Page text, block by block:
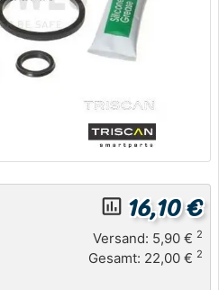
insert_chart_outlined 16,10 €
Versand: 5,90 € 2
Gesamt: 22,00 € 2